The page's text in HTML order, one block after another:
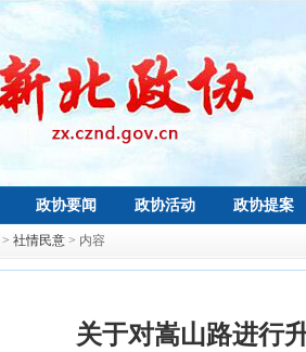
政协要闻 政协活动 政协提案
> 社情民意 > 内容
关于对嵩山路进行